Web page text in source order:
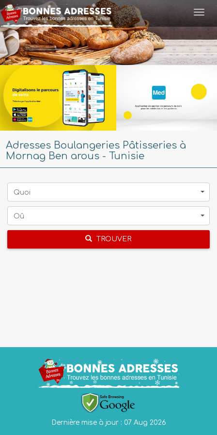
Adresses Boulangeries Pâtisseries à
Mornag Ben arous - Tunisie
Quoi
Oû
TROUVER
Dernière mise à jour : 07 Aug 2026